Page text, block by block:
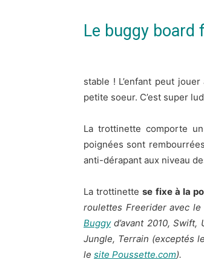
Le buggy board
stable ! L’enfant peut
petite soeur. C’est super
La trottinette comporte
poignées sont
anti-dérapant aux niveau
La trottinettese fixe à la
roulettes Freerider avec
Buggyd’avant 2010, Swift,
Jungle, Terrain (exceptés
le site Poussette.com).